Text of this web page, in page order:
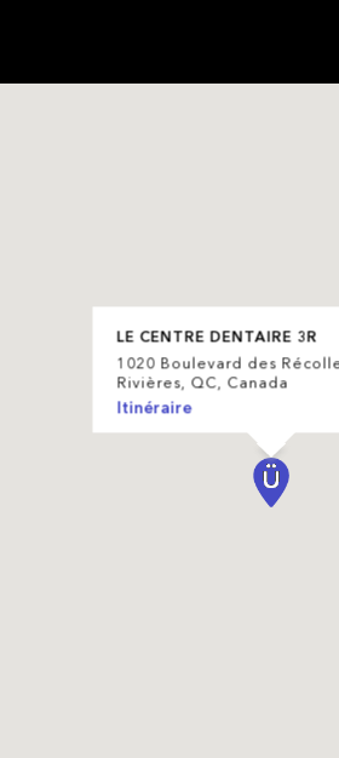
LE CENTRE DENTAIRE 3R
1020 Boulevard des
Rivières, QC, Canada
Itinéraire